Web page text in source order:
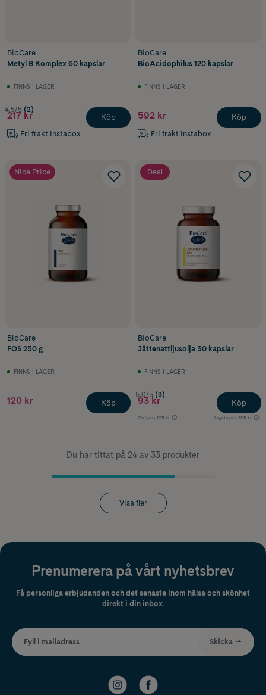
BioCare
Metyl B Komplex 60 kapslar
FINNS I LAGER
4.5/5 (2)
217 kr
Fri frakt Instabox
Köp
BioCare
BioAcidophilus 120 kapslar
FINNS I LAGER
592 kr
Fri frakt Instabox
Köp
Nice Price
BioCare
FOS 250 g
FINNS I LAGER
120 kr Köp
Deal
BioCare
Jättenattljusolja 30 kapslar
FINNS I LAGER
5.0/5 (3)
93 kr
Ord.pris 109 kr Lägsta pris 108 kr
Köp
Du har tittat på 24 av 33 produkter
Visa fler
Prenumerera på vårt nyhetsbrev
Få personliga erbjudanden och det senaste inom hälsa och skönhet
direkt i din inbox.
Fyll i mailadress Skicka